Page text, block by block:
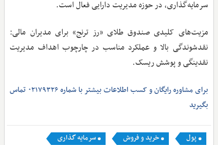
سرمایه‌گذاری، در حوزه مدیریت دارایی فعال است.
مزیت‌های کلیدی صندوق طلای «رز ترنج» برای مدیران مالی:
نقدشوندگی بالا و عملکرد مناسب در چارچوب اهداف مدیریت
نقدینگی و پوشش ریسک.
برای مشاوره رایگان و کسب اطلاعات بیشتر با شماره ۰۲۱۷۹۳۲۶ تماس
بگیرید
پول خرید و فروش
سرمایه گذاری